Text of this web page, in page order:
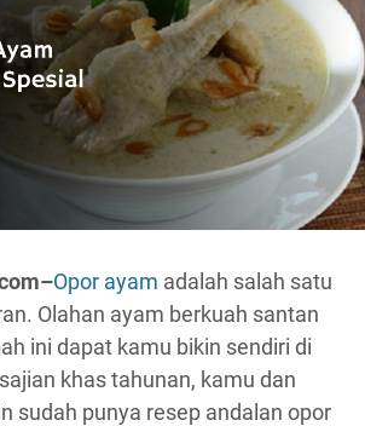
Opor ayam adalah salah satu
Olahan ayam berkuah santan
ini dapat kamu bikin sendiri di
khas tahunan, kamu dan
sudah punya resep andalan opor